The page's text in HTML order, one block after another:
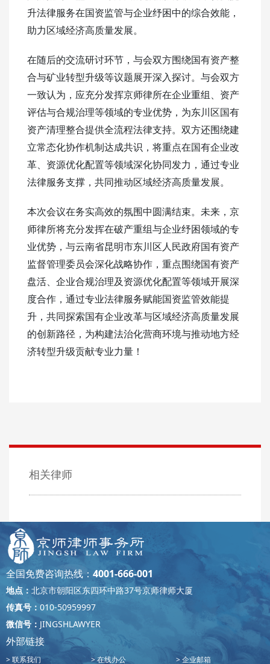
升法律服务在国资监管与企业纾困中的综合效能，
助力区域经济高质量发展。
在随后的交流研讨环节，与会双方围绕国有资产整
合与矿业转型升级等议题展开深入探讨。与会双方
一致认为，应充分发挥京师律所在企业重组、资产
评估与合规治理等领域的专业优势，为东川区国有
资产清理整合提供全流程法律支持。双方还围绕建
立常态化协作机制达成共识，将重点在国有企业改
革、资源优化配置等领域深化协同发力，通过专业
法律服务支撑，共同推动区域经济高质量发展。
本次会议在务实高效的氛围中圆满结束。未来，京
师律所将充分发挥在破产重组与企业纾困领域的专
业优势，与云南省昆明市东川区人民政府国有资产
监督管理委员会深化战略协作，重点围绕国有资产
盘活、企业合规治理及资源优化配置等领域开展深
度合作，通过专业法律服务赋能国资监管效能提
升，共同探索国有企业改革与区域经济高质量发展
的创新路径，为构建法治化营商环境与推动地方经
济转型升级贡献专业力量！
相关律师
全国免费咨询热线： 4001-666-001
地点： 北京市朝阳区东四环中路37号京师律师大厦
传真号： 010-50959997
微信号： JINGSHLAWYER
外部链接
联系我们 在线办公 企业邮箱